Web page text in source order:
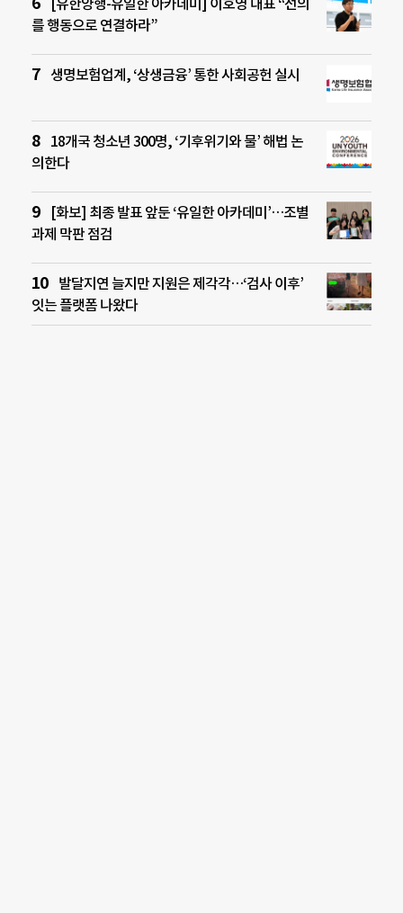
[유한양행-유일한 아카데미] 이호영 대표 “선의
를 행동으로 연결하라”
생명보험업계, ‘상생금융’ 통한 사회공헌 실시
18개국 청소년 300명, ‘기후위기와 물’ 해법 논
의한다
[화보] 최종 발표 앞둔 ‘유일한 아카데미’…조별
과제 막판 점검
발달지연 늘지만 지원은 제각각…‘검사 이후’
잇는 플랫폼 나왔다